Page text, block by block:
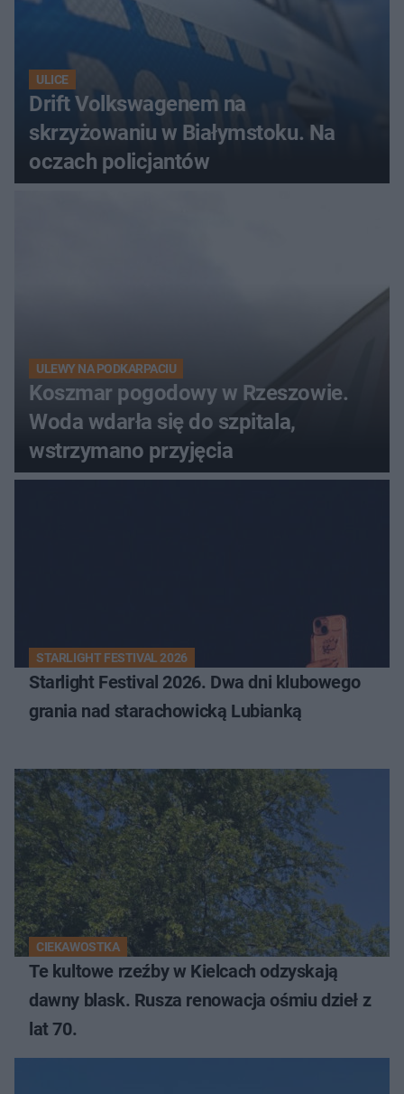
ULICE
Drift Volkswagenem na
skrzyżowaniu w Białymstoku. Na
oczach policjantów
ULEWY NA PODKARPACIU
Koszmar pogodowy w Rzeszowie.
Woda wdarła się do szpitala,
wstrzymano przyjęcia
STARLIGHT FESTIVAL 2026
Starlight Festival 2026. Dwa dni klubowego
grania nad starachowicką Lubianką
CIEKAWOSTKA
Te kultowe rzeźby w Kielcach odzyskają
dawny blask. Rusza renowacja ośmiu dzieł z
lat 70.